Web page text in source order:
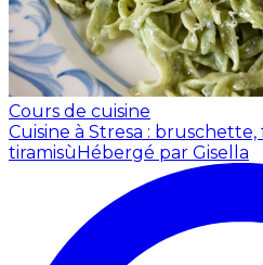
Cours de cuisine
Cuisine à Stresa :
tiramisù Hébergé par Gisella